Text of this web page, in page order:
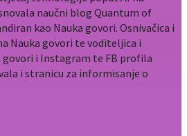
naučni blog Quantum of
kao Nauka govori. Osnivačica i
Nauka govori te voditeljica i
govori i Instagram te FB profila
i stranicu za informisanje o